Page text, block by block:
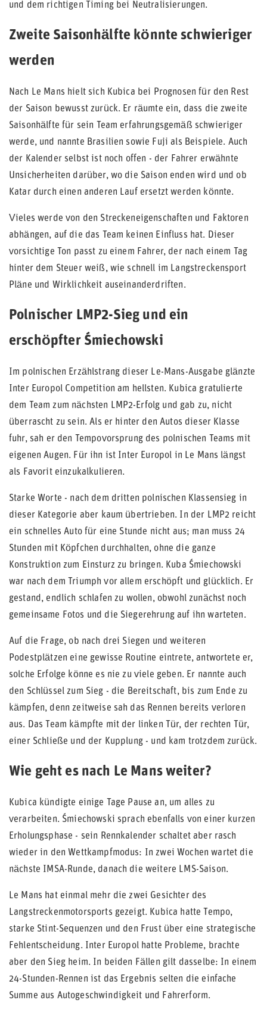
und dem richtigen Timing bei Neutralisierungen.
Zweite Saisonhälfte könnte schwieriger
werden
Nach Le Mans hielt sich Kubica bei Prognosen für den Rest
der Saison bewusst zurück. Er räumte ein, dass die zweite
Saisonhälfte für sein Team erfahrungsgemäß schwieriger
werde, und nannte Brasilien sowie Fuji als Beispiele. Auch
der Kalender selbst ist noch offen - der Fahrer erwähnte
Unsicherheiten darüber, wo die Saison enden wird und ob
Katar durch einen anderen Lauf ersetzt werden könnte.
Vieles werde von den Streckeneigenschaften und Faktoren
abhängen, auf die das Team keinen Einfluss hat. Dieser
vorsichtige Ton passt zu einem Fahrer, der nach einem Tag
hinter dem Steuer weiß, wie schnell im Langstreckensport
Pläne und Wirklichkeit auseinanderdriften.
Polnischer LMP2-Sieg und ein
erschöpfter Śmiechowski
Im polnischen Erzählstrang dieser Le-Mans-Ausgabe glänzte
Inter Europol Competition am hellsten. Kubica gratulierte
dem Team zum nächsten LMP2-Erfolg und gab zu, nicht
überrascht zu sein. Als er hinter den Autos dieser Klasse
fuhr, sah er den Tempovorsprung des polnischen Teams mit
eigenen Augen. Für ihn ist Inter Europol in Le Mans längst
als Favorit einzukalkulieren.
Starke Worte - nach dem dritten polnischen Klassensieg in
dieser Kategorie aber kaum übertrieben. In der LMP2 reicht
ein schnelles Auto für eine Stunde nicht aus; man muss 24
Stunden mit Köpfchen durchhalten, ohne die ganze
Konstruktion zum Einsturz zu bringen. Kuba Śmiechowski
war nach dem Triumph vor allem erschöpft und glücklich. Er
gestand, endlich schlafen zu wollen, obwohl zunächst noch
gemeinsame Fotos und die Siegerehrung auf ihn warteten.
Auf die Frage, ob nach drei Siegen und weiteren
Podestplätzen eine gewisse Routine eintrete, antwortete er,
solche Erfolge könne es nie zu viele geben. Er nannte auch
den Schlüssel zum Sieg - die Bereitschaft, bis zum Ende zu
kämpfen, denn zeitweise sah das Rennen bereits verloren
aus. Das Team kämpfte mit der linken Tür, der rechten Tür,
einer Schließe und der Kupplung - und kam trotzdem zurück.
Wie geht es nach Le Mans weiter?
Kubica kündigte einige Tage Pause an, um alles zu
verarbeiten. Śmiechowski sprach ebenfalls von einer kurzen
Erholungsphase - sein Rennkalender schaltet aber rasch
wieder in den Wettkampfmodus: In zwei Wochen wartet die
nächste IMSA-Runde, danach die weitere LMS-Saison.
Le Mans hat einmal mehr die zwei Gesichter des
Langstreckenmotorsports gezeigt. Kubica hatte Tempo,
starke Stint-Sequenzen und den Frust über eine strategische
Fehlentscheidung. Inter Europol hatte Probleme, brachte
aber den Sieg heim. In beiden Fällen gilt dasselbe: In einem
24-Stunden-Rennen ist das Ergebnis selten die einfache
Summe aus Autogeschwindigkeit und Fahrerform.